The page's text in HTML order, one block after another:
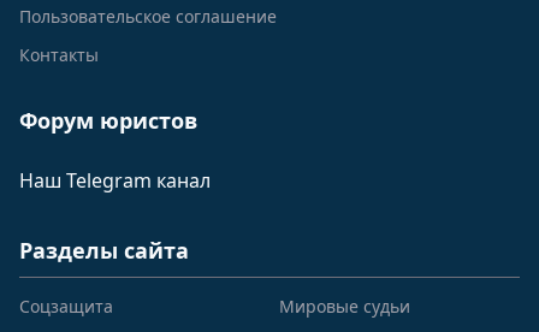
Пользовательское соглашение
Контакты
Форум юристов
Наш Telegram канал
Разделы сайта
Соцзащита
Мировые судьи